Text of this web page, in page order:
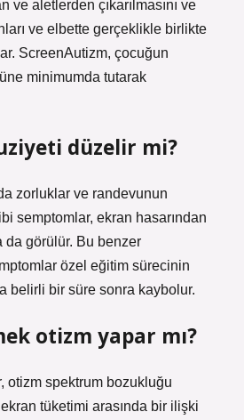
ve aletlerden çıkarılmasını ve
ve elbette gerçeklikle birlikte
ScreenAutizm, çocuğun
minimumda tutarak
düzelir mi?
zorluklar ve randevunun
semptomlar, ekran hasarından
da görülür. Bu benzer
özel eğitim sürecinin
belirli bir süre sonra kaybolur.
otizm yapar mı?
otizm spektrum bozukluğu
ekran tüketimi arasında bir ilişki